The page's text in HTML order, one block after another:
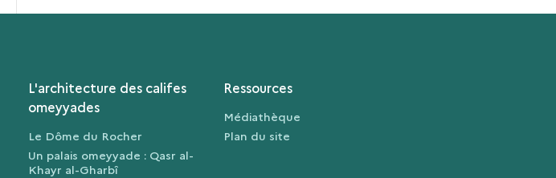
TESSELLES
L'architecture des califes
omeyyades
Le Dôme du Rocher
Un palais omeyyade : Qasr al-
Khayr al-Gharbî
Ressources
Médiathèque
Plan du site